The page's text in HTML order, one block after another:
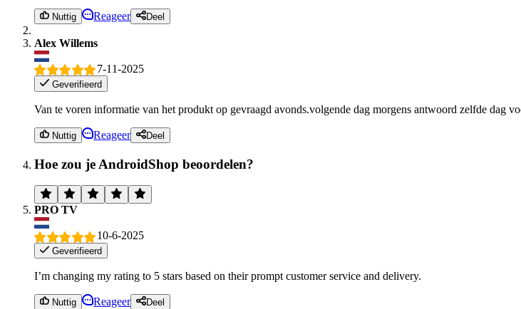
Nuttig Reageer Deel
Alex Willems
7-11-2025
Geverifieerd
Van te voren informatie van het produkt op gevraagd avonds.volgende dag morgens antwoord zelfde dag
Nuttig Reageer Deel
Hoe zou je AndroidShop beoordelen?
PRO TV
10-6-2025
Geverifieerd
I’m changing my rating to 5 stars based on their prompt customer service and delivery.
Nuttig Reageer Deel